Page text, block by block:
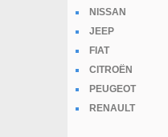
NISSAN
JEEP
FIAT
CITROËN
PEUGEOT
RENAULT